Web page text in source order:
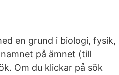
en grund i biologi, fysik,
på ämnet (till
Om du klickar på sök